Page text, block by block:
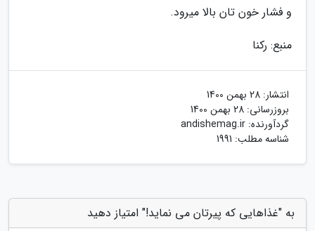
و فشار خون تان بالا میرود.
منبع: رکنا
انتشار: 28 بهمن 1400
بروزرسانی: 28 بهمن 1400
گردآورنده: andishemag.ir
شناسه مطلب: 1991
به "غذاهایی که پیرتان می نماید!" امتیاز دهید